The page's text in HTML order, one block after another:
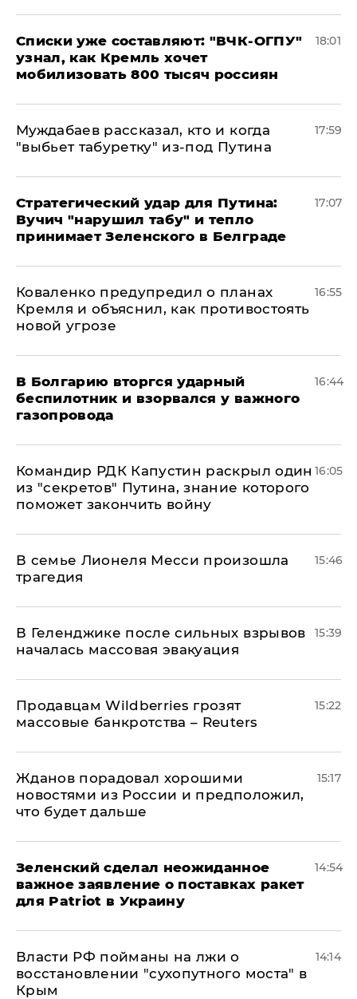
Списки уже составляют: "ВЧК-ОГПУ"
узнал, как Кремль хочет
мобилизовать 800 тысяч россиян
18:01
Муждабаев рассказал, кто и когда
"выбьет табуретку" из-под Путина
17:59
Стратегический удар для Путина:
Вучич "нарушил табу" и тепло
принимает Зеленского в Белграде
17:07
Коваленко предупредил о планах
Кремля и объяснил, как противостоять
новой угрозе
16:55
В Болгарию вторгся ударный
беспилотник и взорвался у важного
газопровода
16:44
Командир РДК Капустин раскрыл один
из "секретов" Путина, знание которого
поможет закончить войну
16:05
В семье Лионеля Месси произошла
трагедия
15:46
В Геленджике после сильных взрывов
началась массовая эвакуация
15:39
Продавцам Wildberries грозят
массовые банкротства – Reuters
15:22
Жданов порадовал хорошими
новостями из России и предположил,
что будет дальше
15:17
Зеленский сделал неожиданное
важное заявление о поставках ракет
для Patriot в Украину
14:54
Власти РФ пойманы на лжи о
восстановлении "сухопутного моста" в
Крым
14:14